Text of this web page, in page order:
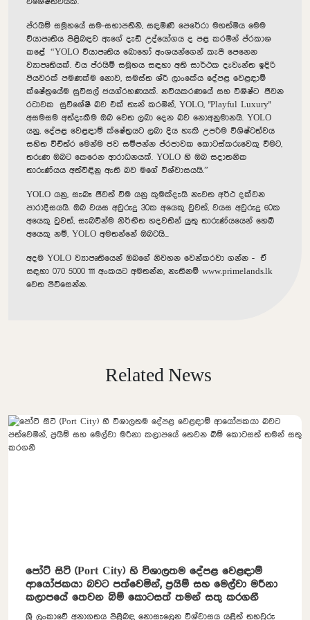
ප්රයිම් සමූහයේ සම-සභාපතිනි, සඳමිණි පෙරේරා මහත්මිය මෙම
ව්යාපෘතිය පිළිබඳව ඇගේ දැඩි උද්යෝගය ද පළ කරමින් ප්රකාශ
කළේ
“YOLO ව්යාපෘතිය බොහෝ අංශයන්ගෙන් කැපී පෙනෙන
ව්‍යාපෘතියක්. එය ප්රයිම් සමූහය සඳහා අති සාර්ථක දැවැන්ත ඉදිරි
පියවරක් පමණක්ම නොව, සමස්ත ශ්රී ලාංකේය දේපළ වෙළඳාම්
ක්ෂේත්‍රයේම සුවිසල් ජයග්රහණයක්. නව්යකරණයේ සහ විශිෂ්ට ජීවන
රටාවක සුවිශේෂී බව එක් තැන් කරමින්, YOLO, "Playful Luxury"
අසමසම අත්දැකීම ඔබ වෙත ලබා දෙන බව නොඅනුමානයි. YOLO
යනු, දේපළ වෙළඳාම් ක්ෂේත්‍රයට ලබා දිය හැකි උපරිම විශිෂ්ටත්වය
සහිත විචිත්ර මෙන්ම ජව සම්පන්න ප්රජාවක කොටස්කරුවෙකු වීමට,
තරුණ ඔබට කෙරෙන ආරාධනයක්. YOLO හි ඔබ සදාතනික
තාරුණ්යය අත්විඳිනු ඇති බව මගේ විශ්වාසයයි.”
YOLO යනු, සැබෑ ජීවත් වීම යනු කුමක්දැයි නැවත අර්ථ දක්වන
පාරාදීසයයි. ඔබ වයස අවුරුදු 30ක අයෙකු වුවත්, වයස අවුරුදු 60ක
අයෙකු වුවත්, සැබවින්ම නිර්භීත හදවතින් යුතු තාරුණ්යයෙන් හෙබි
අයෙකු නම්, YOLO අමතන්නේ ඔබටයි...
අදම YOLO ව්‍යාපෘතියෙන් ඔබගේ නිවහන වෙන්කරවා ගන්න - ඒ
සඳහා 070 5000 111 අංකයට අමතන්න, නැතිනම් www.primelands.lk
වෙත පිවිසෙන්න.
Related News
පෝට් සිටි (Port City) හි විශාලතම දේපළ වෙළඳාම්
ආයෝජකයා බවට පත්වෙමින්, ප්‍රයිම් සහ මෙල්වා මරීනා
කලාපයේ තෙවන බිම් කොටසත් තමන් සතු කරගනී
ශ්‍රී ලංකාවේ අනාගතය පිළිබඳ නොසැලෙන විශ්වාසය යළිත් තහවුරු